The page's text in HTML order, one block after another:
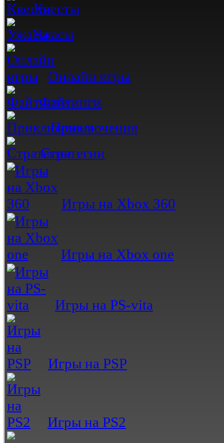
Квесты
Ужасы
Онлайн игры
Файтинги
Приключения
Стратегии
Игры на Xbox 360
Игры на Xbox one
Игры на PS-vita
Игры на PSP
Игры на PS2